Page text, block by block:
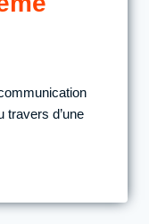
travers d’une